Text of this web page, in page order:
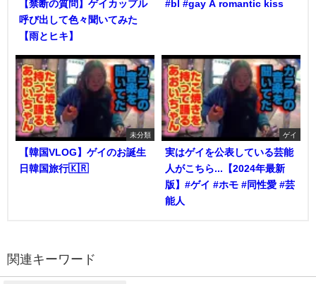
【禁断の質問】ゲイカップル
呼び出して色々聞いてみた
【雨とヒキ】
#bl #gay A romantic kiss
未分類
【韓国VLOG】ゲイのお誕生
日韓国旅行🇰🇷
ゲイ
実はゲイを公表している芸能
人がこちら...【2024年最新
版】#ゲイ #ホモ #同性愛 #芸
能人
関連キーワード